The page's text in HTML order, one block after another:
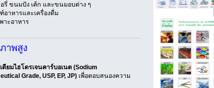
รี่ ขนมปัง เค้ก และขนมอบต่าง ๆ
าหารและเครื่องดื่ม
าะอาหาร
าพสูง
ดียมไฮโดรเจนคาร์บอเนต (Sodium
Grade, USP, EP, JP)เพื่อตอบสนองความ